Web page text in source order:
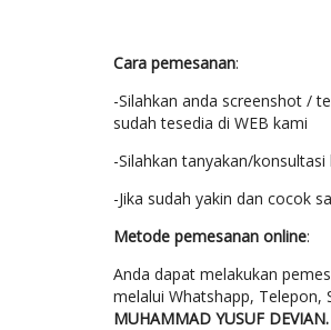
Cara pemesanan:
-Silahkan anda screenshot /
sudah tesedia di WEB kami
-Silahkan tanyakan/
-Jika sudah yakin dan cocok
Metode pemesanan online:
Anda dapat melakukan
melalui Whatshapp, Telepon,
MUHAMMAD YUSUF DEVIAN.